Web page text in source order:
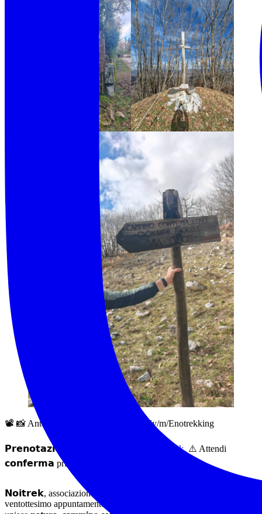
📽️ 📸 Anteprima fotografica: https://bit.ly/m/Enotrekking
𝗣𝗿𝗲𝗻𝗼𝘁𝗮𝘇𝗶𝗼𝗻𝗶: link. ⚠️ Attendi
𝗰𝗼𝗻𝗳𝗲𝗿𝗺𝗮 prima di considerarti iscritto.
𝗡𝗼𝗶𝘁𝗿𝗲𝗸, associazione affiliata 𝗙𝗲𝗱𝗲𝗿𝗧𝗿𝗲𝗸, propone il
ventottesimo appuntamento di